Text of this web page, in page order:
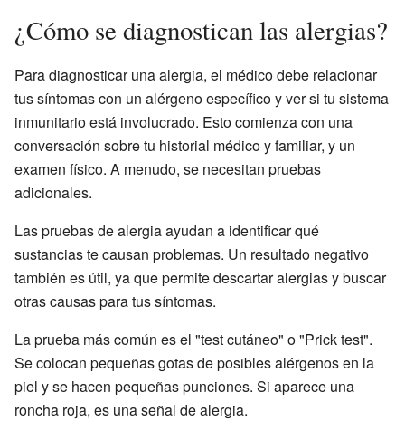
¿Cómo se diagnostican las alergias?
Para diagnosticar una alergia, el médico debe relacionar
tus síntomas con un alérgeno específico y ver si tu sistema
inmunitario está involucrado. Esto comienza con una
conversación sobre tu historial médico y familiar, y un
examen físico. A menudo, se necesitan pruebas
adicionales.
Las pruebas de alergia ayudan a identificar qué
sustancias te causan problemas. Un resultado negativo
también es útil, ya que permite descartar alergias y buscar
otras causas para tus síntomas.
La prueba más común es el "test cutáneo" o "Prick test".
Se colocan pequeñas gotas de posibles alérgenos en la
piel y se hacen pequeñas punciones. Si aparece una
roncha roja, es una señal de alergia.